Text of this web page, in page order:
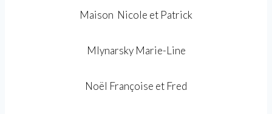
Maison Nicole et Patrick
Mlynarsky Marie-Line
Noël Françoise et Fred